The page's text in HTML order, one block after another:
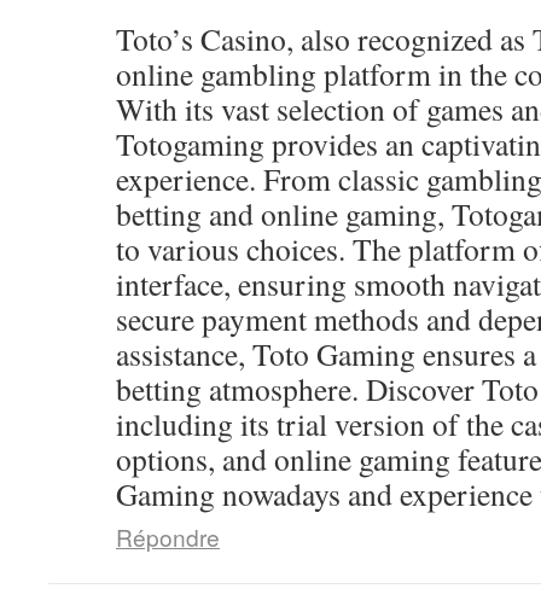
Toto’s Casino, also recognized
online gambling platform in the
With its vast selection of games
Totogaming provides an
experience. From classic
betting and online gaming,
to various choices. The platform
interface, ensuring smooth
secure payment methods and
assistance, Toto Gaming ensures
betting atmosphere. Discover
including its trial version of the
options, and online gaming
Gaming nowadays and
Répondre